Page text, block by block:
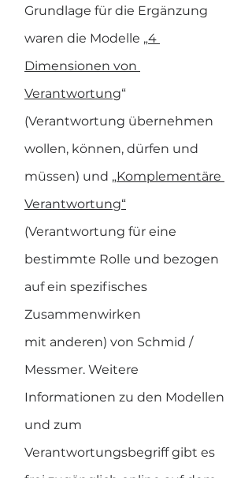
Grundlage für die Ergänzung
waren die Modelle „4
Dimensionen von
Verantwortung“
(Verantwortung übernehmen
wollen, können, dürfen und
müssen) und „Komplementäre
Verantwortung“
(Verantwortung für eine
bestimmte Rolle und bezogen
auf ein spezifisches
Zusammenwirken
mit anderen) von Schmid /
Messmer. Weitere
Informationen zu den Modellen
und zum
Verantwortungsbegriff gibt es